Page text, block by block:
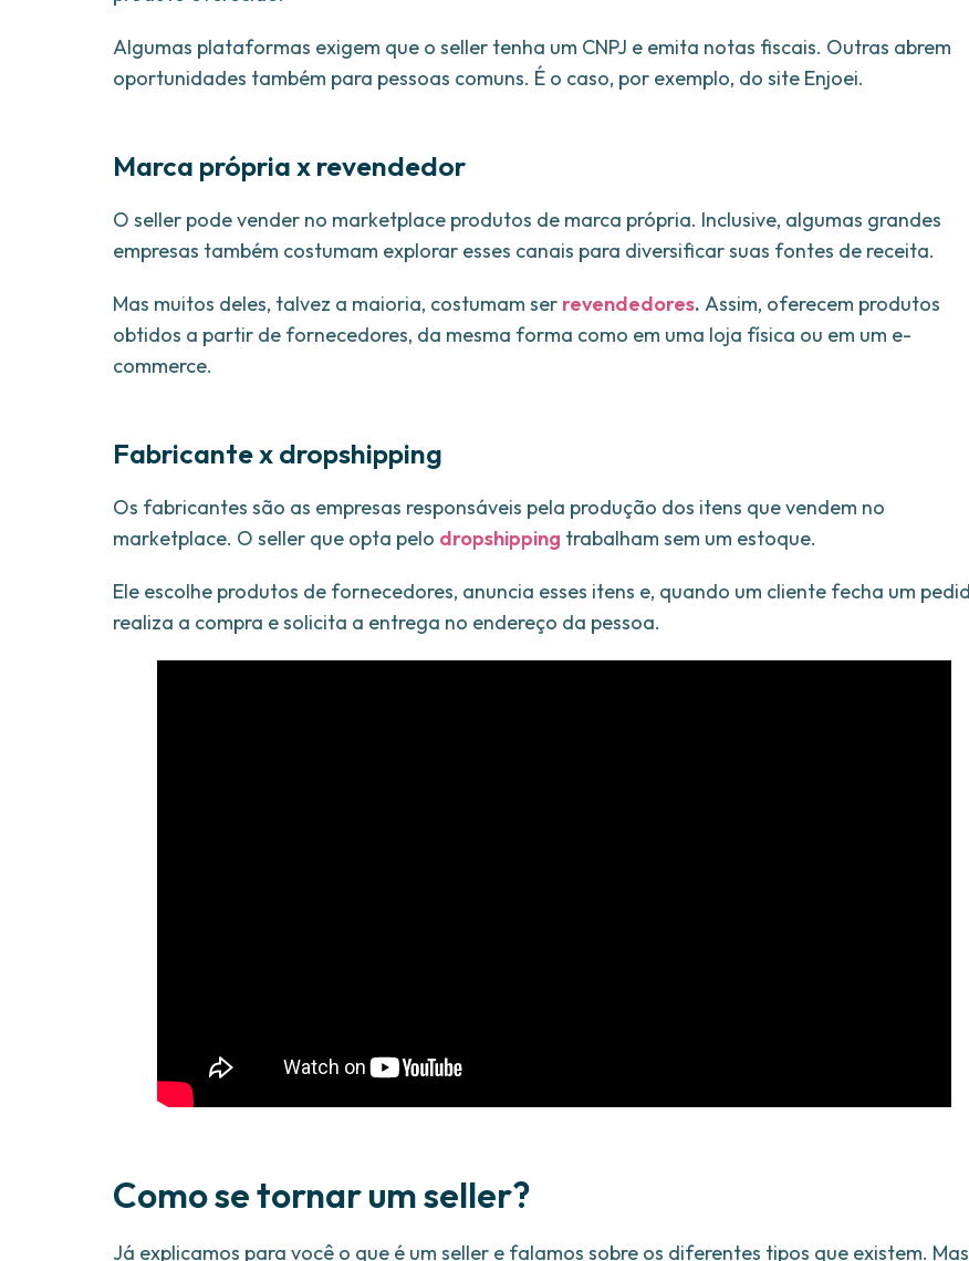
Algumas plataformas exigem que o seller tenha um CNPJ e emita notas fiscais. Outras abrem
oportunidades também para pessoas comuns. É o caso, por exemplo, do site Enjoei.
Marca própria x revendedor
O seller pode vender no marketplace produtos de marca própria. Inclusive, algumas grandes
empresas também costumam explorar esses canais para diversificar suas fontes de receita.
Mas muitos deles, talvez a maioria, costumam ser revendedores. Assim, oferecem produtos
obtidos a partir de fornecedores, da mesma forma como em uma loja física ou em um e-
commerce.
Fabricante x dropshipping
Os fabricantes são as empresas responsáveis pela produção dos itens que vendem no
marketplace. O seller que opta pelo dropshipping trabalham sem um estoque.
Ele escolhe produtos de fornecedores, anuncia esses itens e, quando um cliente fecha um
realiza a compra e solicita a entrega no endereço da pessoa.
Como se tornar um seller?
Já explicamos para você o que é um seller e falamos sobre os diferentes tipos que existem.